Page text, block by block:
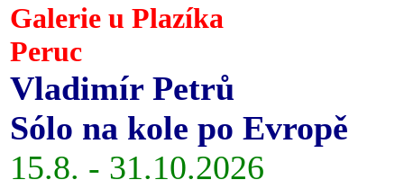
Galerie u Plazíka
Peruc
Vladimír Petrů
Sólo na kole po Evropě
15.8. - 31.10.2026